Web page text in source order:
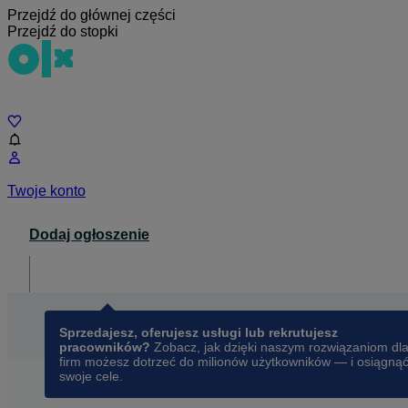
Przejdź do głównej części
Przejdź do stopki
Twoje konto
Dodaj ogłoszenie
Sprzedajesz, oferujesz usługi lub rekrutujesz
pracowników? Zobacz, jak dzięki naszym rozwiązaniom dla
firm możesz dotrzeć do milionów użytkowników — i osiągnąć
swoje cele.